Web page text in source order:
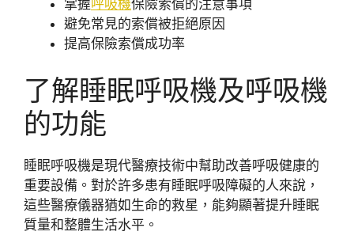
掌握呼吸機保險索償的注意事項
避免常見的索償被拒絕原因
提高保險索償成功率
了解睡眠呼吸機及呼吸機
的功能
睡眠呼吸機是現代醫療技術中幫助改善呼吸健康的
重要設備。對於許多患有睡眠呼吸障礙的人來說，
這些醫療儀器猶如生命的救星，能夠顯著提升睡眠
質量和整體生活水平。